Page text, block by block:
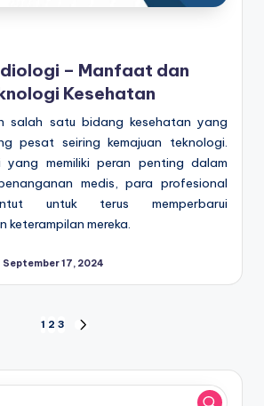
– Manfaat dan
Kesehatan
salah satu bidang kesehatan yang
pesat seiring kemajuan teknologi.
yang memiliki peran penting dalam
medis, para profesional
untuk terus memperbarui
keterampilan mereka.
September 17, 2024
1 2 3